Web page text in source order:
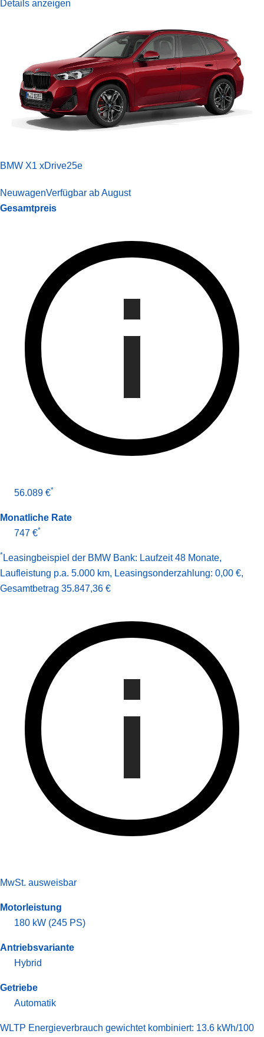
Details anzeigen
BMW X1 xDrive25e
NeuwagenVerfügbar ab August
Gesamtpreis
56.089 €*
Monatliche Rate
747 €*
* Leasingbeispiel der BMW Bank: Laufzeit 48 Monate,
Laufleistung p.a. 5.000 km, Leasingsonderzahlung: 0,00 €,
Gesamt­betrag 35.847,36 €
MwSt. ausweisbar
Motorleistung
180 kW (245 PS)
Antriebsvariante
Hybrid
Getriebe
Automatik
WLTP Energieverbrauch gewichtet kombiniert: 13.6 kWh/100